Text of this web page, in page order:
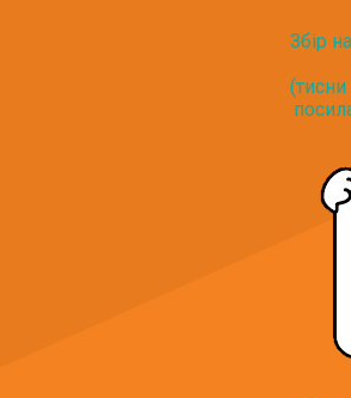
Збір
(тисни